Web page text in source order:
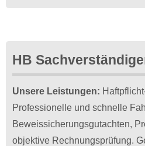
HB
Unsere Leistungen:
Professionelle und schnelle
Beweissicherungsgutachten,
objektive Rechnungsprüfung.